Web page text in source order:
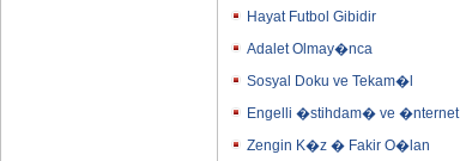
Hayat Futbol Gibidir
Adalet Olmay�nca
Sosyal Doku ve Tekam�l
Engelli �stihdam� ve �nternet
Zengin K�z � Fakir O�lan